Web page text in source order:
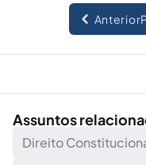
Anterior
Assuntos
Direito